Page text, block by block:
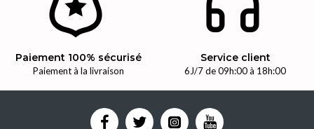
Paiement 100% sécurisé
Paiement à la livraison
Service client
6J/7 de 09h:00 à 18h:00